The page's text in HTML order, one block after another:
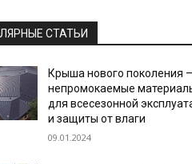
СТАТЬИ
Крыша нового поколения
непромокаемые
для всесезонной
и защиты от влаги
09.01.2024